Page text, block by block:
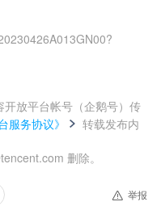
放平台帐号（企鹅号）传
服务协议》
转载发布内
删除。
举报